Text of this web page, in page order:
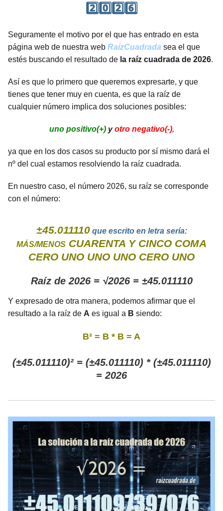
2️⃣0️⃣2️⃣6️⃣
Seguramente el motivo por el que has entrado en esta
página web de nuestra web RaízCuadrada sea el que
estés buscando el resultado de la raíz cuadrada de 2026.
Así es que lo primero que queremos expresarte, y que
tienes que tener muy en cuenta, es que la raíz de
cualquier número implica dos soluciones posibles:
uno positivo(+)yotro negativo(-),
ya que en los dos casos su producto por sí mismo dará el
nº del cual estamos resolviendo la raíz cuadrada.
En nuestro caso, el número 2026, su raíz se corresponde
con el número:
±45.011110que escrito en letra sería:
MÁS/MENOS CUARENTA Y CINCO COMA
CERO UNO UNO UNO CERO UNO
Raíz de 2026 = √2026 = ±45.011110
Y expresado de otra manera, podemos afirmar que el
resultado a la raíz de A es igual a B siendo:
B² = B * B = A
(±45.011110)² = (±45.011110) * (±45.011110)
= 2026